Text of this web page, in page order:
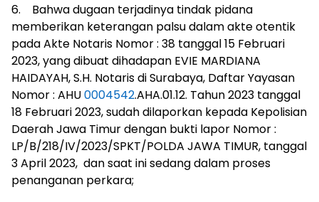
6. Bahwa dugaan terjadinya tindak pidana
memberikan keterangan palsu dalam akte otentik
pada Akte Notaris Nomor : 38 tanggal 15 Februari
2023, yang dibuat dihadapan EVIE MARDIANA
HAIDAYAH, S.H. Notaris di Surabaya, Daftar Yayasan
Nomor : AHU0004542.AHA.01.12. Tahun 2023 tanggal
18 Februari 2023, sudah dilaporkan kepada Kepolisian
Daerah Jawa Timur dengan bukti lapor Nomor :
LP/B/218/IV/2023/SPKT/POLDA JAWA TIMUR, tanggal
3 April 2023, dan saat ini sedang dalam proses
penanganan perkara;